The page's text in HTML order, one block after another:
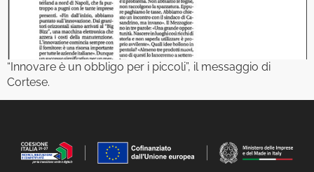
“Innovare è un obbligo per i piccoli”, il messaggio di
Cortese.